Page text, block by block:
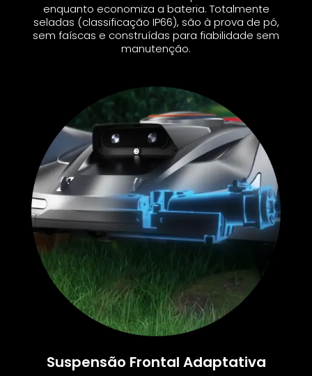
enquanto economiza a bateria. Totalmente
seladas (classificação IP66), são à prova de pó,
sem faíscas e construídas para fiabilidade sem
manutenção.
Suspensão Frontal Adaptativa